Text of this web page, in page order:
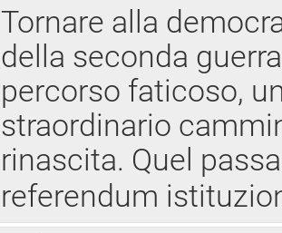
Tornare alla
della seconda
percorso faticoso,
straordinario
rinascita. Quel
referendum